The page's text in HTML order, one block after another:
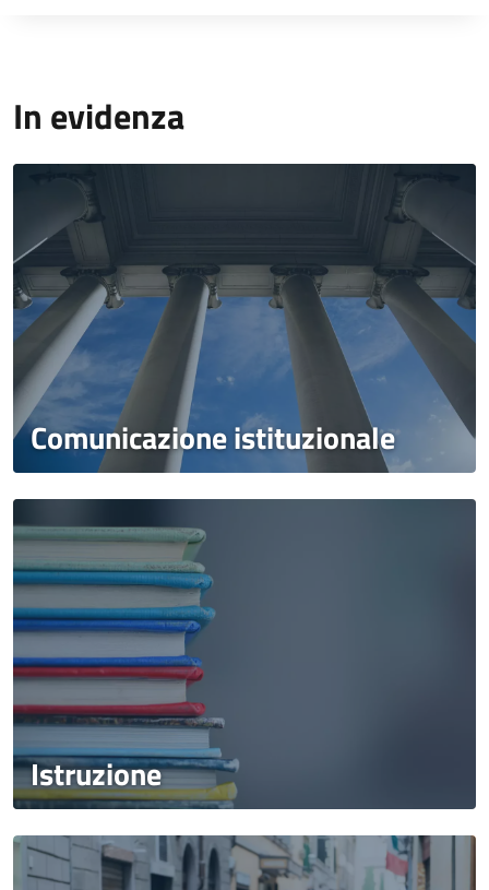
In evidenza
Comunicazione istituzionale
Istruzione